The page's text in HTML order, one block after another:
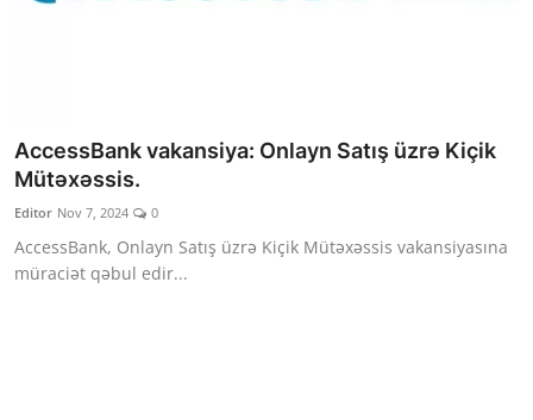
AccessBank vakansiya: Onlayn Satış üzrə Kiçik
Mütəxəssis.
Editor Nov 7, 2024 0
AccessBank, Onlayn Satış üzrə Kiçik Mütəxəssis vakansiyasına
müraciət qəbul edir...